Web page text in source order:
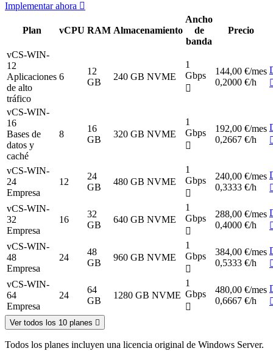
Implementar ahora
Plan vCPU RAM Almacenamiento
Ancho
de
banda
Precio
vCS-WIN-
12
Aplicaciones
de alto
tráfico
6
12
GB
240 GB NVME
1
Gbps
144,00 €/mes
0,2000 €/h
vCS-WIN-
16
Bases de
datos y
caché
8
16
GB
320 GB NVME
1
Gbps
192,00 €/mes
0,2667 €/h
vCS-WIN-
24
Empresa
12
24
GB
480 GB NVME
1
Gbps
240,00 €/mes
0,3333 €/h
vCS-WIN-
32
Empresa
16
32
GB
640 GB NVME
1
Gbps
288,00 €/mes
0,4000 €/h
vCS-WIN-
48
Empresa
24
48
GB
960 GB NVME
1
Gbps
384,00 €/mes
0,5333 €/h
vCS-WIN-
64
Empresa
24
64
GB
1280 GB NVME
1
Gbps
480,00 €/mes
0,6667 €/h
Ver todos los 10 planes
Todos los planes incluyen una licencia original de Windows Server.